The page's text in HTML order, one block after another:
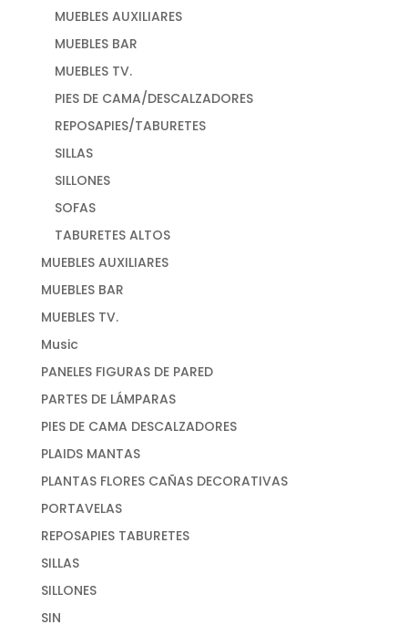
MUEBLES AUXILIARES
MUEBLES BAR
MUEBLES TV.
PIES DE CAMA/DESCALZADORES
REPOSAPIES/TABURETES
SILLAS
SILLONES
SOFAS
TABURETES ALTOS
MUEBLES AUXILIARES
MUEBLES BAR
MUEBLES TV.
Music
PANELES FIGURAS DE PARED
PARTES DE LÁMPARAS
PIES DE CAMA DESCALZADORES
PLAIDS MANTAS
PLANTAS FLORES CAÑAS DECORATIVAS
PORTAVELAS
REPOSAPIES TABURETES
SILLAS
SILLONES
SIN